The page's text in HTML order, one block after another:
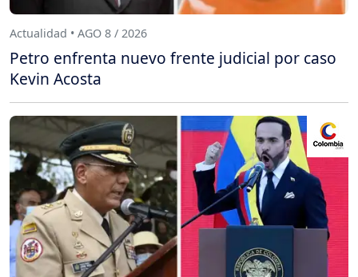
Actualidad • AGO 8 / 2026
Petro enfrenta nuevo frente judicial por caso
Kevin Acosta